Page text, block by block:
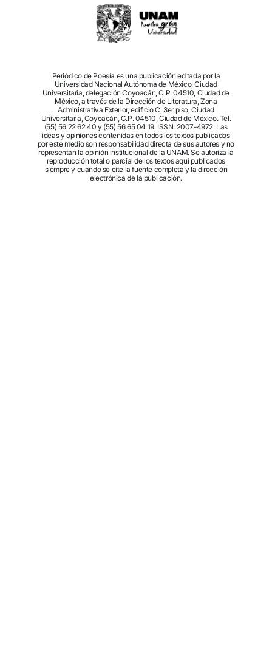
Periódico de Poesía es una publicación editada por la
Universidad Nacional Autónoma de México, Ciudad
Universitaria, delegación Coyoacán, C.P. 04510, Ciudad de
México, a través de la Dirección de Literatura, Zona
Administrativa Exterior, edificio C, 3er piso, Ciudad
Universitaria, Coyoacán, C.P. 04510, Ciudad de México. Tel.
(55) 56 22 62 40 y (55) 56 65 04 19. ISSN: 2007-4972. Las
ideas y opiniones contenidas en todos los textos publicados
por este medio son responsabilidad directa de sus autores y no
representan la opinión institucional de la UNAM. Se autoriza la
reproducción total o parcial de los textos aquí publicados
siempre y cuando se cite la fuente completa y la dirección
electrónica de la publicación.